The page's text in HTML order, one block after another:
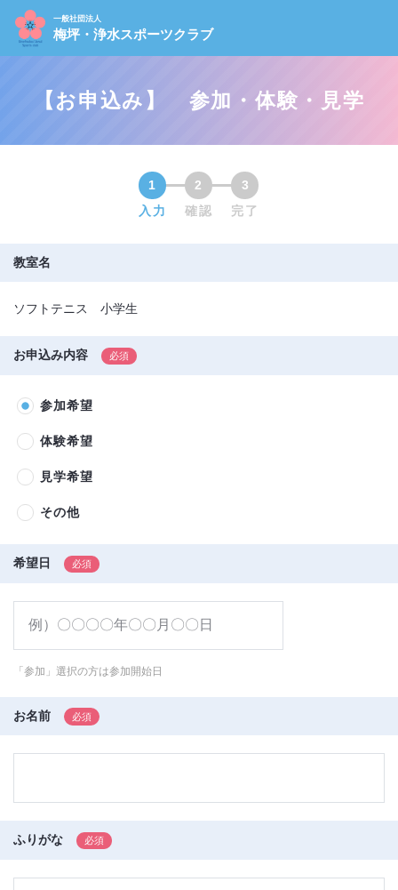
一般社団法人
梅坪・浄水スポーツクラブ
【お申込み】 参加・体験・見学
1
入力
2
確認
3
完了
教室名
ソフトテニス 小学生
お申込み内容
参加希望
体験希望
見学希望
その他
希望日
「参加」選択の方は参加開始日
お名前
ふりがな